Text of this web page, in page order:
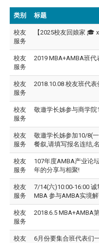
类别 标题
校友
服务
【2025校友回娘家 🎓
校友
服务
2019 MBA+AMBA班代
校友
服务
2018.10.08 校友班代
校友
服务
敬邀学长姊参与商学
校友
服务
敬邀学长姊参加10/8(
餐叙,请填写报名连结,
校友
服务
107年度AMBA产业论
年的分享与相聚!
校友
服务
​7/14(六)10:00-16:00 诚
MBA 参与AMBA实境
校友
服务
2018.6.5 MBA+AMBA
校友
6月份要集合班代表们